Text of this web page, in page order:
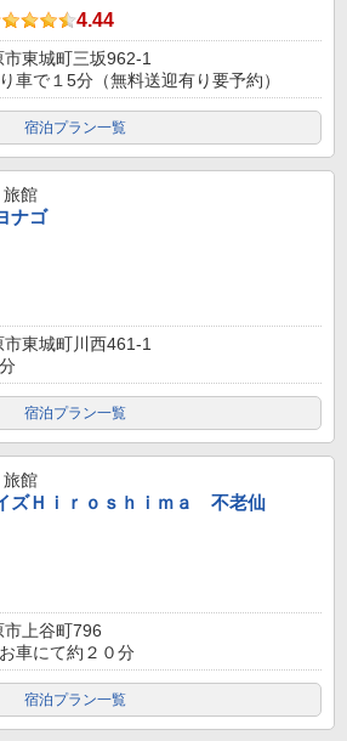
4.44
東城町三坂962-1
車で１5分（無料送迎有り要予約）
宿泊プラン一覧
旅館
ナゴ
東城町川西461-1
宿泊プラン一覧
旅館
ズＨｉｒｏｓｈｉｍａ 不老仙
上谷町796
車にて約２０分
宿泊プラン一覧